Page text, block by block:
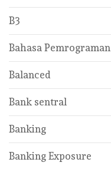
B3
Bahasa Pemrograman
Balanced
Bank sentral
Banking
Banking Exposure